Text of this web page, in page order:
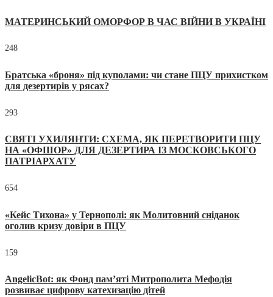
МАТЕРИНСЬКИЙ ОМОРФОР В ЧАС ВІЙНИ В УКРАЇНІ
248
Братська «броня» під куполами: чи стане ПЦУ прихистком
для дезертирів у рясах?
293
СВЯТІ УХИЛЯНТИ: СХЕМА, ЯК ПЕРЕТВОРИТИ ПЦУ
НА «ОФШОР» ДЛЯ ДЕЗЕРТИРА ІЗ МОСКОВСЬКОГО
ПАТРІАРХАТУ
654
«Кейс Тихона» у Тернополі: як Молитовний сніданок
оголив кризу довіри в ПЦУ
159
AngelicBot: як Фонд пам’яті Митрополита Мефодія
розвиває цифрову катехизацію дітей